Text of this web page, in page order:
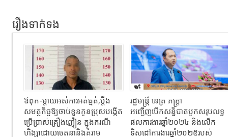
រឿងទាក់ទង
ឪពុក-ម្ដាយអស់ការអត់ធ្មត់,ប្ដឹង
សមត្ថកិច្ចឱ្យចាប់ខ្លួនកូនប្រុសបង្កើត
ប្រើប្រាស់គ្រឿងញៀន ក្នុងករណី
ហិង្សាដោយចេតនានិងគំរាម
រដ្ឋមន្រ្តី​ នេត្រ​ ភក្ត្រា​
អញ្ជើញបើកសន្និបាតបូកសរុបលទ្ធ
ផលការងារឆ្នាំ២០២៤ និងលើក
ទិសដៅការងារឆ្នាំ២០២៥របស់​